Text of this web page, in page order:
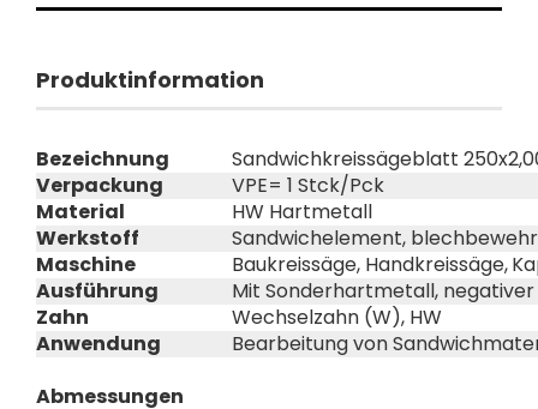
Produktinformation
Bezeichnung
Sandwichkreissägeblatt
Verpackung
VPE= 1 Stck/Pck
Material
HW Hartmetall
Werkstoff
Sandwichelement,
Maschine
Baukreissäge, Handkreissäge,
Ausführung
Mit Sonderhartmetall, negativer
Zahn
Wechselzahn (W), HW
Anwendung
Bearbeitung von
Abmessungen